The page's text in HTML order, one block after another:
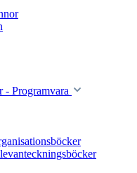
- Programvara